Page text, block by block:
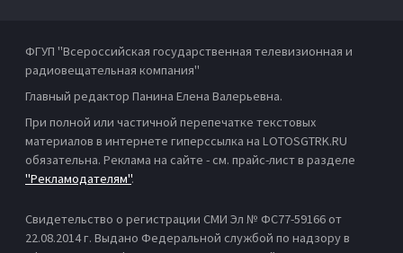
ФГУП "Всероссийская государственная телевизионная и
радиовещательная компания"
Главный редактор Панина Елена Валерьевна.
При полной или частичной перепечатке текстовых
материалов в интернете гиперссылка на LOTOSGTRK.RU
обязательна. Реклама на сайте - см. прайс-лист в разделе
"Рекламодателям".
Свидетельство о регистрации СМИ Эл № ФС77-59166 от
22.08.2014 г. Выдано Федеральной службой по надзору в